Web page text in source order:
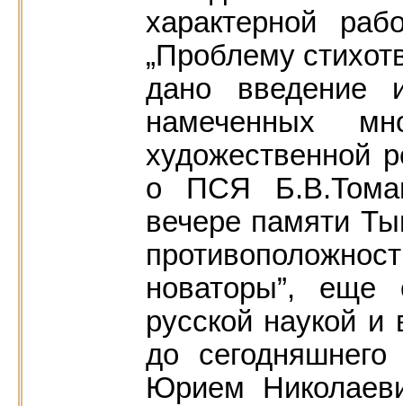
характерной
„Проблему
дано введение
намеченных
художественной
о ПСЯ
вечере памяти
новаторы”, еще
русской наукой
до
Юрием